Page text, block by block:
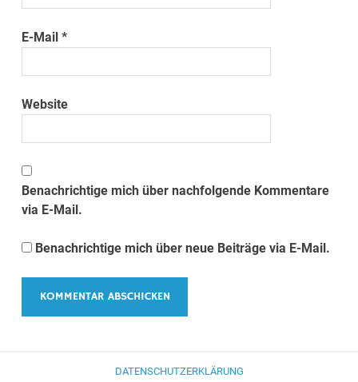
E-Mail*
Website
Benachrichtige mich über nachfolgende Kommentare
via E-Mail.
Benachrichtige mich über neue Beiträge via E-Mail.
DATENSCHUTZERKLÄRUNG